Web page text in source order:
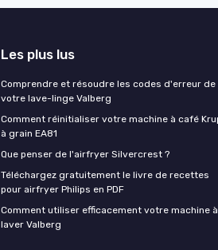
Les plus lus
Comprendre et résoudre les codes d'erreur de
votre lave-linge Valberg
Comment réinitialiser votre machine à café
à grain EA81
Que penser de l'airfryer Silvercrest ?
Téléchargez gratuitement le livre de recettes
pour airfryer Philips en PDF
Comment utiliser efficacement votre machine à
laver Valberg